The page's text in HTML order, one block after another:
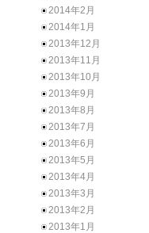
2014年2月
2014年1月
2013年12月
2013年11月
2013年10月
2013年9月
2013年8月
2013年7月
2013年6月
2013年5月
2013年4月
2013年3月
2013年2月
2013年1月